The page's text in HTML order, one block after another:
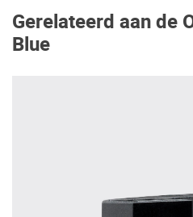
Gerelateerd aan de
Blue